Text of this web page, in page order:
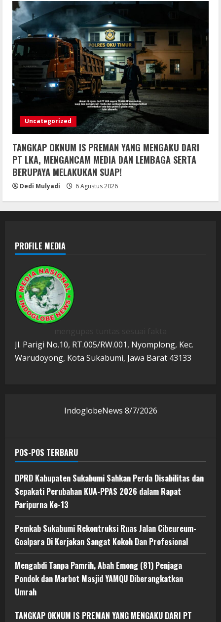
Uncategorized
TANGKAP OKNUM IS PREMAN YANG MENGAKU DARI
PT LKA, MENGANCAM MEDIA DAN LEMBAGA SERTA
BERUPAYA MELAKUKAN SUAP!
Dedi Mulyadi 6 Agustus 2026
PROFILE MEDIA
Jl. Parigi No.10, RT.005/RW.001, Nyomplong, Kec.
Warudoyong, Kota Sukabumi, Jawa Barat 43133
IndoglobeNews 8/7/2026
POS-POS TERBARU
DPRD Kabupaten Sukabumi Sahkan Perda Disabilitas dan
Sepakati Perubahan KUA-PPAS 2026 dalam Rapat
Paripurna Ke-13
Pemkab Sukabumi Rekontruksi Ruas Jalan Cibeureum-
Goalpara Di Kerjakan Sangat Kokoh Dan Profesional
Mengabdi Tanpa Pamrih, Abah Emong (81) Penjaga
Pondok dan Marbot Masjid YAMQU Diberangkatkan
Umrah
TANGKAP OKNUM IS PREMAN YANG MENGAKU DARI PT